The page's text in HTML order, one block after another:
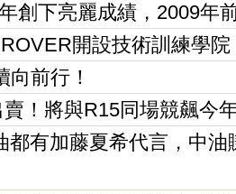
創下亮麗成績，2009年
開設技術訓練學院
向前行！
！將與R15同場競飆今
都有加藤夏希代言，中油